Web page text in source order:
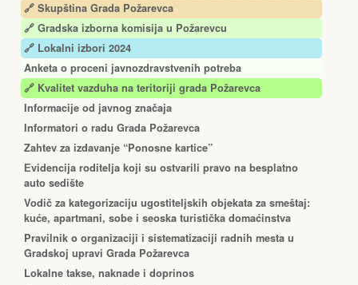
🔗 Skupština Grada Požarevca
🔗 Gradska izborna komisija u Požarevcu
🔗 Lokalni izbori 2024
Anketa o proceni javnozdravstvenih potreba
🔗 Kvalitet vazduha na teritoriji grada Požarevca
Informacije od javnog značaja
Informatori o radu Grada Požarevca
Zahtev za izdavanje “Ponosne kartice”
Еvidencija roditelja koji su ostvarili pravo na besplatno
auto sedište
Vodič za kategorizaciju ugostiteljskih objekata za smeštaj:
kuće, apartmani, sobe i seoska turistička domaćinstva
Pravilnik o organizaciji i sistematizaciji radnih mesta u
Gradskoj upravi Grada Požarevca
Lokalne takse, naknade i doprinos